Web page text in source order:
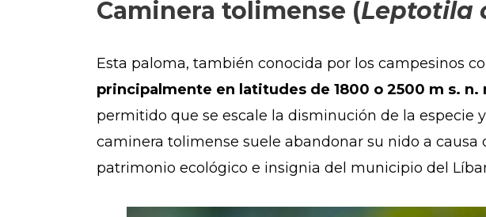
Caminera tolimense (Leptotila
Esta paloma, también conocida por los campesinos
principalmente en latitudes de 1800 o 2500 m s. n.
permitido que se escale la disminución de la especie
caminera tolimense suele abandonar su nido a
patrimonio ecológico e insignia del municipio del